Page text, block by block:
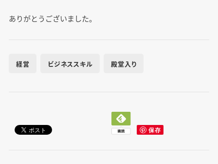
ありがとうございました。
経営 ビジネススキル 殿堂入り